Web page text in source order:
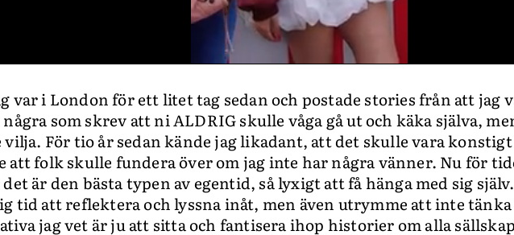
Volume
var i London för ett litet tag sedan och postade stories från att jag
som skrev att ni ALDRIG skulle våga gå ut och käka själva,
vilja. För tio år sedan kände jag likadant, att det skulle vara konstigt
att folk skulle fundera över om jag inte har några vänner. Nu för
är den bästa typen av egentid, så lyxigt att få hänga med sig
tid att reflektera och lyssna inåt, men även utrymme att inte
jag vet är ju att sitta och fantisera ihop historier om alla